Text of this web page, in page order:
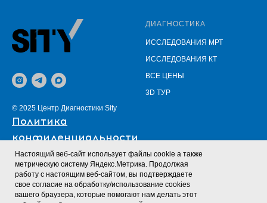
Настоящий веб-сайт использует файлы cookie а также
метрическую систему Яндекс.Метрика. Продолжая
работу с настоящим веб-сайтом, вы подтверждаете
свое согласие на обработку/использование cookies
вашего браузера, которые помогают нам делать этот
© 2025 Центр Диагностики Sity
Политика
конфиденциальности
ДИАГНОСТИКА
ИССЛЕДОВАНИЯ МРТ
ИССЛЕДОВАНИЯ КТ
ВСЕ ЦЕНЫ
3D ТУР
КЛИНИКА
О НАС
ЗАПИСЬ
ОНЛАЙН ЗАЯВКА